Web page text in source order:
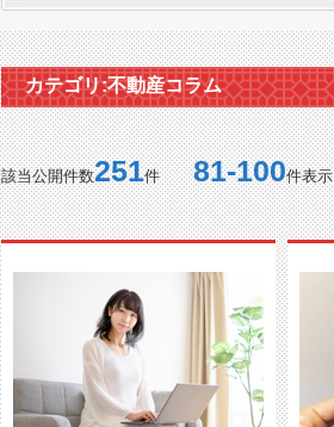
カテゴリ:不動産コラム
該当公開件数251件81-100件表示